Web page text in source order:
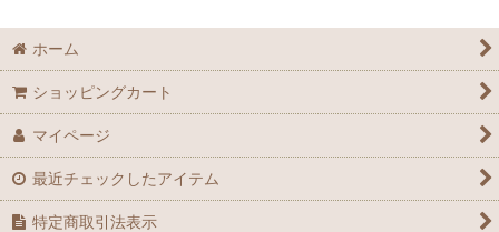
ホーム
ショッピングカート
マイページ
最近チェックしたアイテム
特定商取引法表示